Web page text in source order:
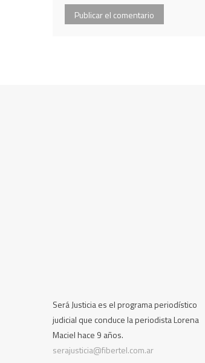
Será Justicia es el programa periodístico
judicial que conduce la periodista Lorena
Maciel hace 9 años.
serajusticia@fibertel.com.ar